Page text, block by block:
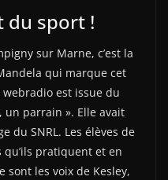
du sport !
sur Marne, c’est la
qui marque cet
est issue du
un parrain ». Elle avait
du SNRL. Les élèves de
pratiquent et en
sont les voix de Kesley,